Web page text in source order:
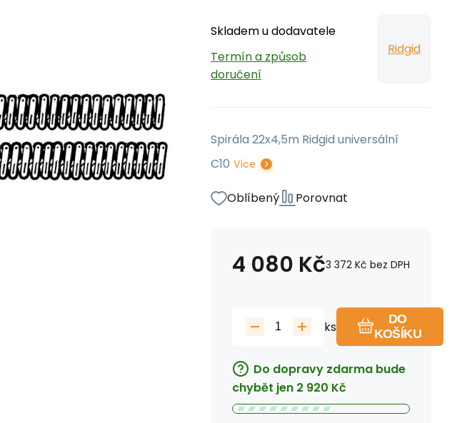
Skladem u dodavatele
Termín a způsob
doručení
Ridgid
Spirála 22x4,5m Ridgid universální
C10 Více
Oblíbený Porovnat
4 080 Kč3 372 Kč bez DPH
ks
DO
KOŠÍKU
Do dopravy zdarma bude
chybět jen 2 920 Kč